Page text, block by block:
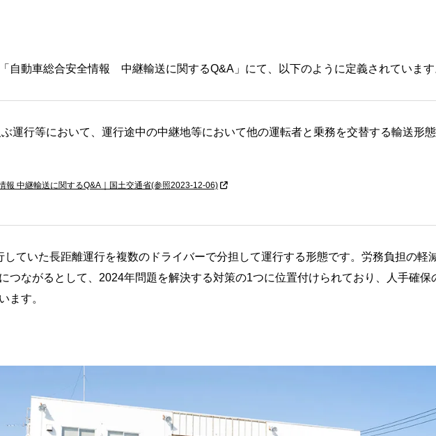
自動車総合安全情報 中継輸送に関するQ&A」にて、以下のように定義されていま
運行等において、運行途中の中継地等において他の運転者と乗務を交替する輸送形
報 中継輸送に関するQ&A｜国土交通省(参照2023-12-06)
ていた長距離運行を複数のドライバーで分担して運行する形態です。労務負担の軽
つながるとして、2024年問題を解決する対策の1つに位置付けられており、人手確保
ます。